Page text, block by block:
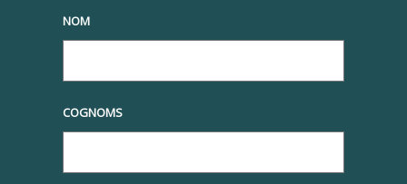
20/07/2018
NOM
COGNOMS